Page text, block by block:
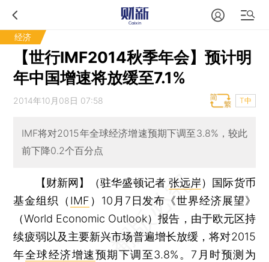
经济
【世行IMF2014秋季年会】预计明
年中国增速将放缓至7.1%
2014年10月08日 07:58 T中
IMF将对2015年全球经济增速预期下调至3.8%，较此
前下降0.2个百分点
【财新网】（驻华盛顿记者 张远岸） 国际货币
基金组织（ IMF ）10月7日发布《世界经济展望》
（World Economic Outlook）报告，由于欧元区持
续疲弱以及主要新兴市场普遍增长放缓，将对2015
年全球经济增速预期下调至3.8%。7月时预测为